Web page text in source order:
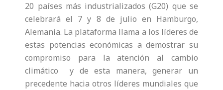
20 países más industrializados (G20) que se
celebrará el 7 y 8 de julio en Hamburgo,
Alemania. La plataforma llama a los líderes de
estas potencias económicas a demostrar su
compromiso para la atención al cambio
climático y de esta manera, generar un
precedente hacia otros líderes mundiales que